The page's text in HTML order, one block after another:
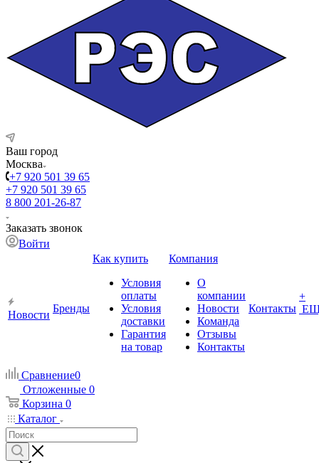
Ваш город
Москва
+7 920 501 39 65
+7 920 501 39 65
8 800 201-26-87
Заказать звонок
Войти
Новости
Бренды
Как купить
Условия
оплаты
Условия
доставки
Гарантия
на товар
Компания
О
компании
Новости
Команда
Отзывы
Контакты
Контакты
+
Сравнение0
Отложенные 0
Корзина 0
Каталог